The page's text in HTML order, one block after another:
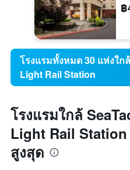
฿
โรงแรมทั้งหมด 30 แห่งใก
Light Rail Station
โรงแรมใกล้
Light Rail
สูงสุด